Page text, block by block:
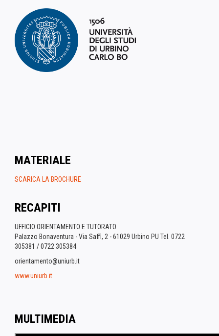
MATERIALE
SCARICA LA BROCHURE
RECAPITI
UFFICIO ORIENTAMENTO E TUTORATO
Palazzo Bonaventura - Via Saffi, 2 - 61029 Urbino PU Tel. 0722
305381 / 0722 305384
orientamento@uniurb.it
www.uniurb.it
MULTIMEDIA